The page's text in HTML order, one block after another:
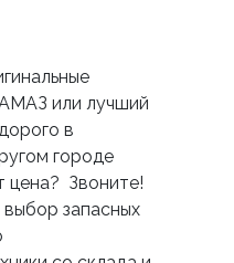
или лучший
в
городе
цена? Звоните!
запасных